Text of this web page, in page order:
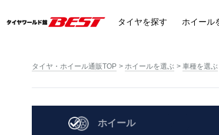
タイヤを探す ホイール
タイヤ・ホイール通販TOP ホイールを選ぶ 車種を選ぶ
ホイール